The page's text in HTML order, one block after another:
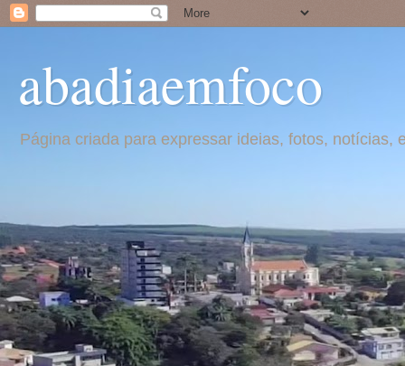
abadiaemfoco
Página criada para expressar ideias, fotos,